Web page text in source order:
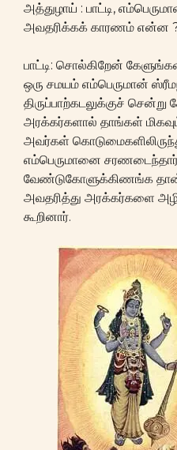
அத்துழாய் : பாட்டி,
அவதரிக்கக் காரணம் என்ன
பாட்டி: சொல்கிறேன்
ஒரு சமயம் எம்பெருமான்
திருப்பாற்கடலுக்குச்
அரக்கர்களால் தாங்கள்
அவர்கள்
எம்பெருமானை
வேண்டுகோளுக்கிணங்க தான்
அவதரித்து அரக்கர்களை
கூறினார்.